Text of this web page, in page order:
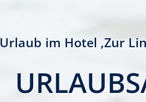
Urlaub im Hotel ‚Zur